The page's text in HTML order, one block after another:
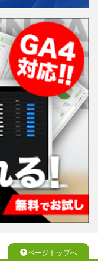
ページトップへ